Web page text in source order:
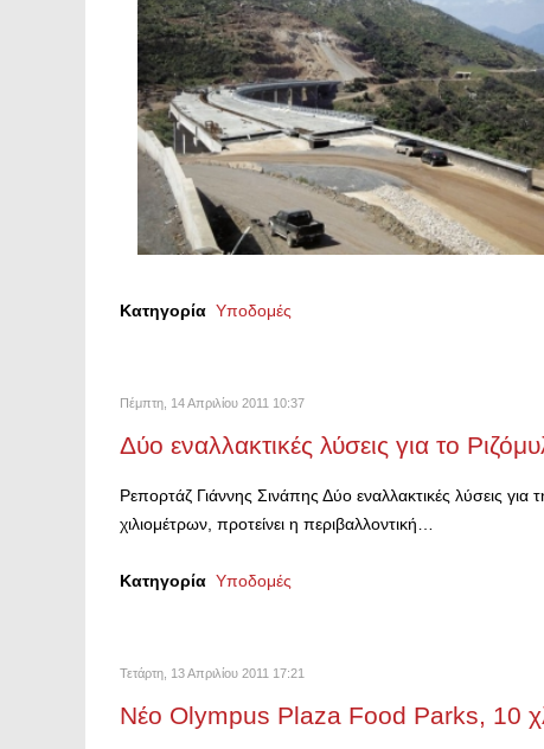
Κατηγορία Υποδομές
Πέμπτη, 14 Απριλίου 2011 10:37
Δύο εναλλακτικές λύσεις για το
Ρεπορτάζ Γιάννης Σινάπης Δύο εναλλακτικές λύσεις
χιλιομέτρων, προτείνει η περιβαλλοντική…
Κατηγορία Υποδομές
Τετάρτη, 13 Απριλίου 2011 17:21
Νέο Olympus Plaza Food Parks, 10